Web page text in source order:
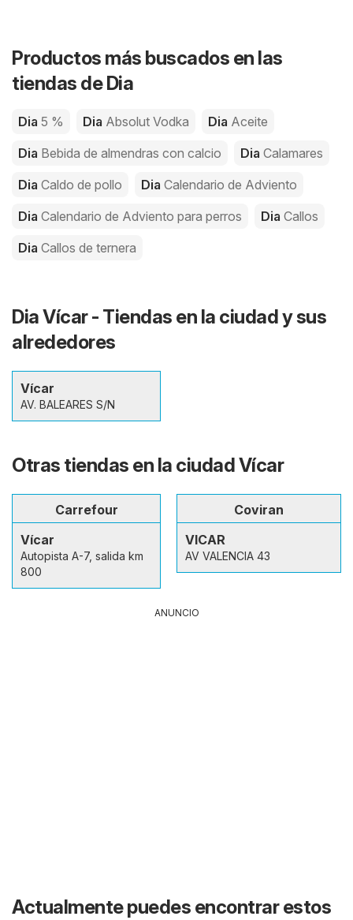
Productos más buscados en las
tiendas de Dia
Dia 5 % Dia Absolut Vodka Dia Aceite
Dia Bebida de almendras con calcio Dia Calamares
Dia Caldo de pollo Dia Calendario de Adviento
Dia Calendario de Adviento para perros Dia Callos
Dia Callos de ternera
Dia Vícar - Tiendas en la ciudad y sus
alrededores
Vícar
AV. BALEARES S/N
Otras tiendas en la ciudad Vícar
Carrefour
Vícar
Autopista A-7, salida km
800
Coviran
VICAR
AV VALENCIA 43
ANUNCIO
Actualmente puedes encontrar estos